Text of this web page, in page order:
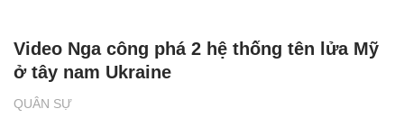
QUÂN SỰ
Video Nga công phá 2 hệ thống tên lửa Mỹ
ở tây nam Ukraine